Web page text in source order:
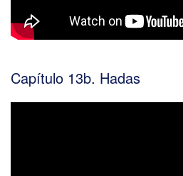
Capítulo 13b. Hadas